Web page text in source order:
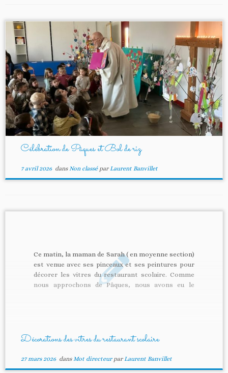
Célébration de Pâques et Bol de riz
7 avril 2026dansNon classé parLaurent Banvillet
Ce matin, la maman de Sarah ( en moyenne section)
est venue avec ses pinceaux et ses peintures pour
décorer les vitres du restaurant scolaire. Comme
nous approchons de Pâques, nous avons eu le
Décorations des vitres du restaurant scolaire
27 mars 2026dansMot directeur parLaurent Banvillet